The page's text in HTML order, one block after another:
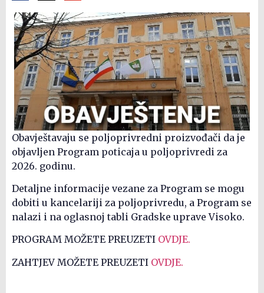
Obavještavaju se poljoprivredni proizvođači da je
objavljen Program poticaja u poljoprivredi za
2026. godinu.
Detaljne informacije vezane za Program se mogu
dobiti u kancelariji za poljoprivredu, a Program se
nalazi i na oglasnoj tabli Gradske uprave Visoko.
PROGRAM MOŽETE PREUZETI OVDJE.
ZAHTJEV MOŽETE PREUZETI OVDJE.